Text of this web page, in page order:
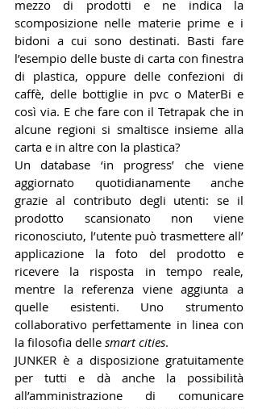
mezzo di prodotti e ne indica la
scomposizione nelle materie prime e i
bidoni a cui sono destinati. Basti fare
l’esempio delle buste di carta con finestra
di plastica, oppure delle confezioni di
caffè, delle bottiglie in pvc o MaterBi e
così via. E che fare con il Tetrapak che in
alcune regioni si smaltisce insieme alla
carta e in altre con la plastica?
Un database ‘in progress’ che viene
aggiornato quotidianamente anche
grazie al contributo degli utenti: se il
prodotto scansionato non viene
riconosciuto, l’utente può trasmettere all’
applicazione la foto del prodotto e
ricevere la risposta in tempo reale,
mentre la referenza viene aggiunta a
quelle esistenti. Uno strumento
collaborativo perfettamente in linea con
la filosofia delle smart cities.
JUNKER è a disposizione gratuitamente
per tutti e dà anche la possibilità
all’amministrazione di comunicare